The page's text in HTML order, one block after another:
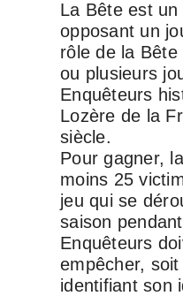
La Bête est
opposant un
rôle de la
ou plusieurs
Enquêteurs
Lozère de la
siècle.
Pour gagner,
moins 25
jeu qui se
saison
Enquêteurs
empêcher,
identifiant son